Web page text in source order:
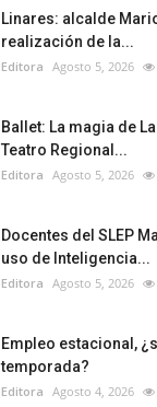
Linares: alcalde
realización de la...
Editora Agosto 5, 2026
Ballet: La magia de
Teatro Regional...
Editora Agosto 5, 2026
Docentes del SLEP
uso de Inteligencia...
Editora Agosto 5, 2026
Empleo estacional,
temporada?
Editora Agosto 4, 2026